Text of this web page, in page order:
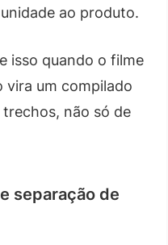
ao produto.
isso quando o filme
vira um compilado
não só de
separação de